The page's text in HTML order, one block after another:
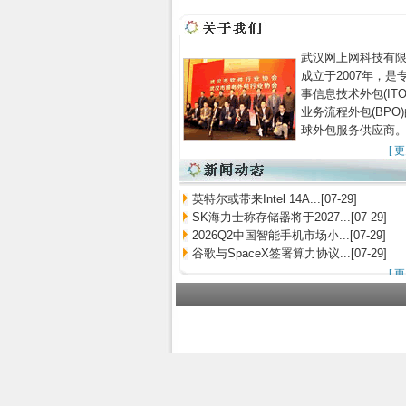
武汉网上网科技有
成立于2007年，是
事信息技术外包
业务流程外包
球外包服务供应商。
[
英特尔或带来Intel 14A...[07-29]
SK海力士称存储器将于2027...[07-29]
2026Q2中国智能手机市场小...[07-29]
谷歌与SpaceX签署算力协议...[07-29]
[